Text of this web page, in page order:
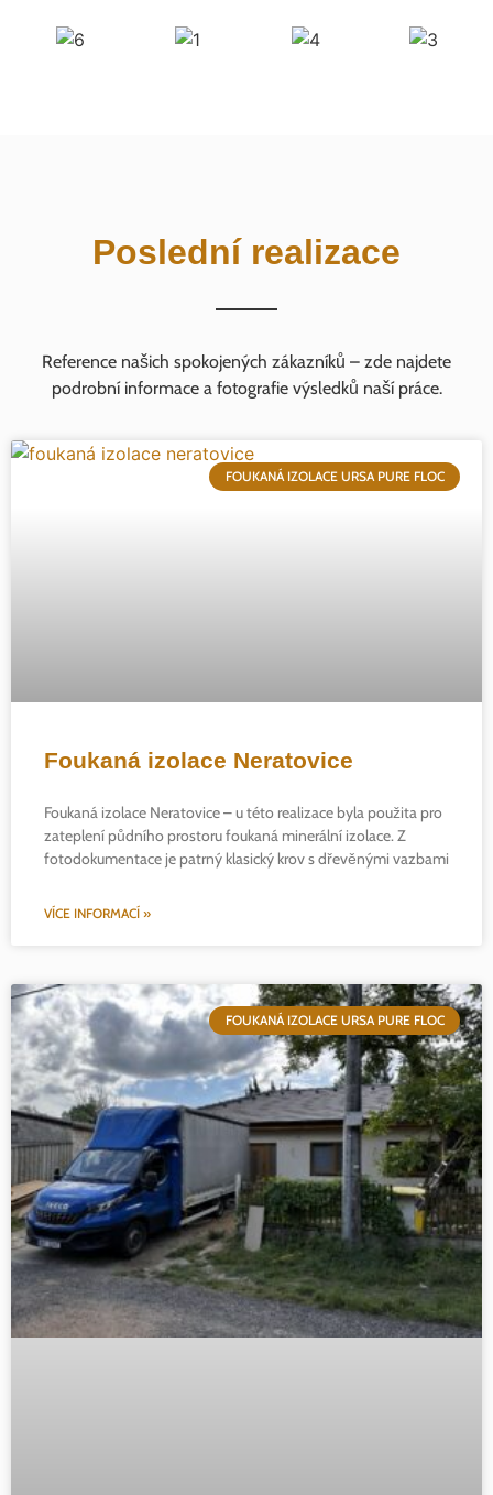
Poslední realizace
Reference našich spokojených zákazníků – zde najdete
podrobní informace a fotografie výsledků naší práce.
FOUKANÁ IZOLACE URSA PURE FLOC
Foukaná izolace Neratovice
Foukaná izolace Neratovice – u této realizace byla použita pro
zateplení půdního prostoru foukaná minerální izolace. Z
fotodokumentace je patrný klasický krov s dřevěnými vazbami
VÍCE INFORMACÍ »
FOUKANÁ IZOLACE URSA PURE FLOC